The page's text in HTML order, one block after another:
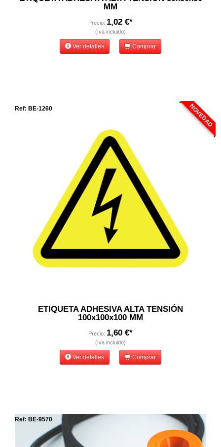
MM
Precio: 1,02 €*
(Iva incluido)
Ver detalles Comprar
NOVEDAD
Ref: BE-1260
ETIQUETA ADHESIVA ALTA TENSIÓN
100x100x100 MM
Precio: 1,60 €*
(Iva incluido)
Ver detalles Comprar
Ref: BE-9570